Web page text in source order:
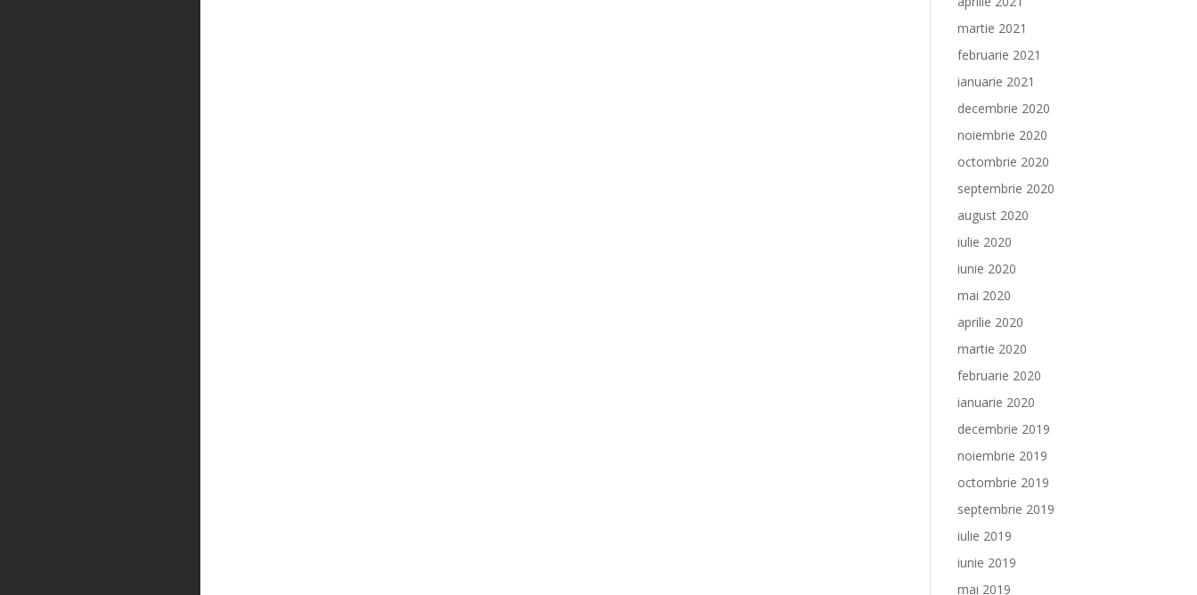
martie 2021
februarie 2021
ianuarie 2021
decembrie 2020
noiembrie 2020
octombrie 2020
septembrie 2020
august 2020
iulie 2020
iunie 2020
mai 2020
aprilie 2020
martie 2020
februarie 2020
ianuarie 2020
decembrie 2019
noiembrie 2019
octombrie 2019
septembrie 2019
iulie 2019
iunie 2019
mai 2019